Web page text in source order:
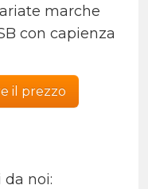
marche
con capienza
il prezzo
noi: